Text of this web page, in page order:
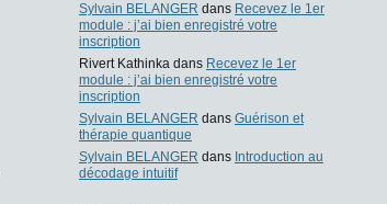
Sylvain BELANGER dans Recevez le 1er
module : j’ai bien enregistré votre
inscription
Rivert Kathinka dans Recevez le 1er
module : j’ai bien enregistré votre
inscription
Sylvain BELANGER dans Guérison et
thérapie quantique
Sylvain BELANGER dans Introduction au
décodage intuitif